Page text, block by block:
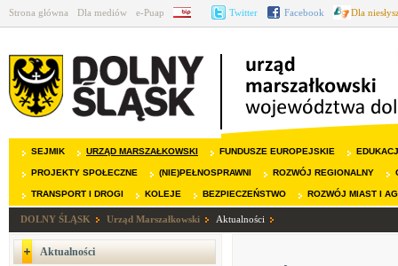
Strona główna Dla mediów e-Puap BIP Twitter Facebook Dla
SEJMIK URZĄD MARSZAŁKOWSKI FUNDUSZE EUROPEJSKIE
PROJEKTY SPOŁECZNE (NIE)PEŁNOSPRAWNI ROZWÓJ REGIONALNY
TRANSPORT I DROGI KOLEJE BEZPIECZEŃSTWO ROZWÓJ MIAST I
DOLNY ŚLĄSK Urząd Marszałkowski Aktualności
Aktualności